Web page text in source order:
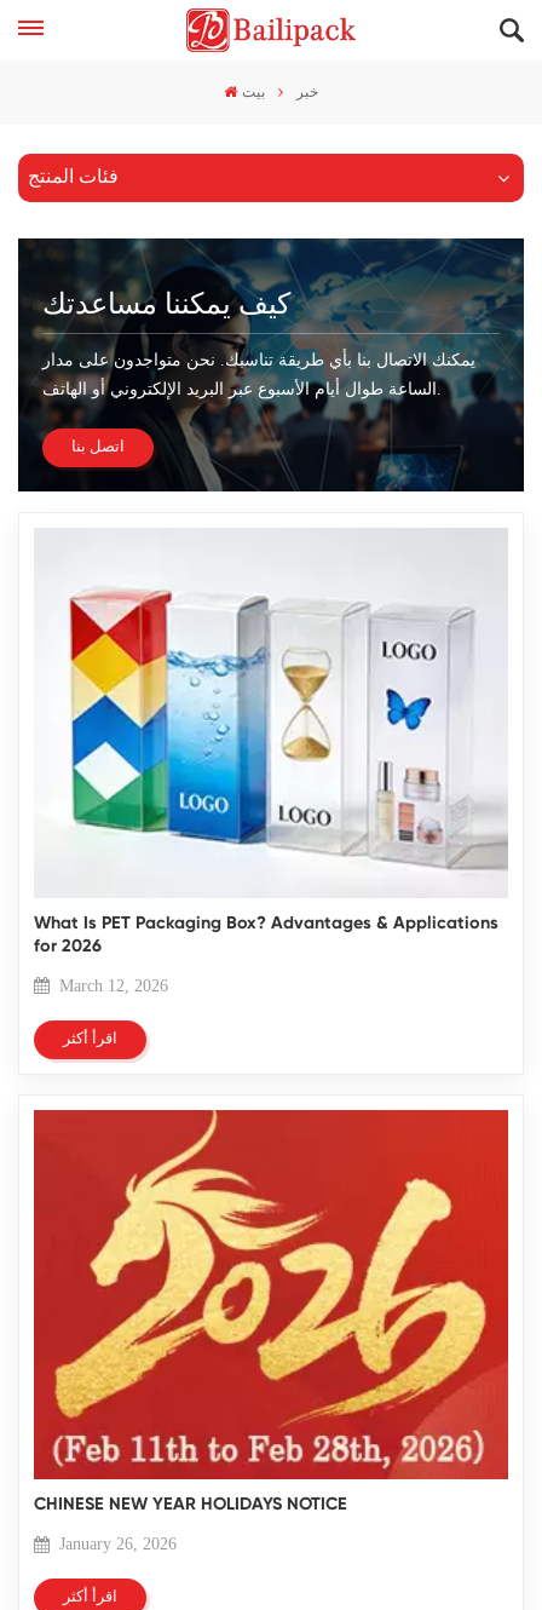
بيت خبر
فئات المنتج
كيف يمكننا مساعدتك
يمكنك الاتصال بنا بأي طريقة تناسبك. نحن متواجدون على مدار
الساعة طوال أيام الأسبوع عبر البريد الإلكتروني أو الهاتف.
اتصل بنا
What Is PET Packaging Box? Advantages & Applications
for 2026
March 12, 2026
اقرأ أكثر
CHINESE NEW YEAR HOLIDAYS NOTICE
January 26, 2026
اقرأ أكثر